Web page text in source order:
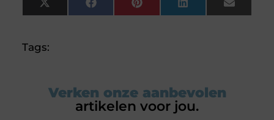
X
(Twitter)
FacebookPinterestLinkedInEmail
Tags:
Verken onze aanbevolen
artikelen voor jou.